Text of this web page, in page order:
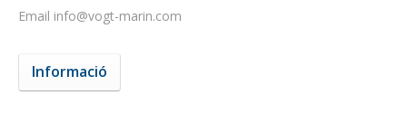
Email info@vogt-marin.com
Informació